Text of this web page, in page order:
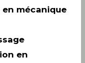
mécanique
en